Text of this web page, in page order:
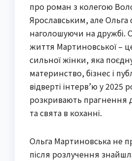
про роман з колегою
Ярославським, але Ольга
наголошуючи на дружбі.
життя Мартиновської –
сильної жінки, яка
материнство, бізнес і
відверті інтерв’ю у 2025
розкривають прагнення
та свята в коханні.
Ольга Мартиновська не
після розлучення